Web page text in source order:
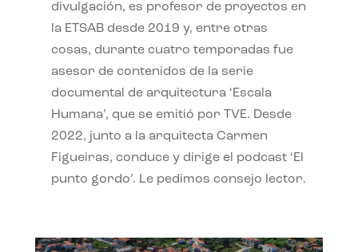
divulgación, es profesor de proyectos en
la ETSAB desde 2019 y, entre otras
cosas, durante cuatro temporadas fue
asesor de contenidos de la serie
documental de arquitectura ‘Escala
Humana’, que se emitió por TVE. Desde
2022, junto a la arquitecta Carmen
Figueiras, conduce y dirige el podcast ‘El
punto gordo’. Le pedimos consejo lector.